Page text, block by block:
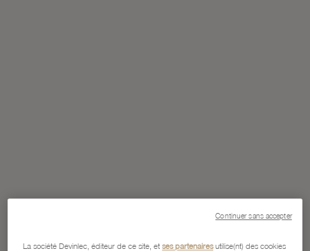
La société Devinlec, éditeur de ce site, etses partenairesutilise(nt) des cookies
Continuer sans accepter